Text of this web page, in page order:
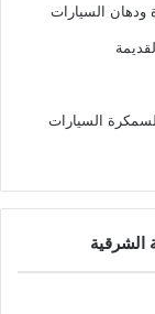
السيارات
السيارات
الشرقية